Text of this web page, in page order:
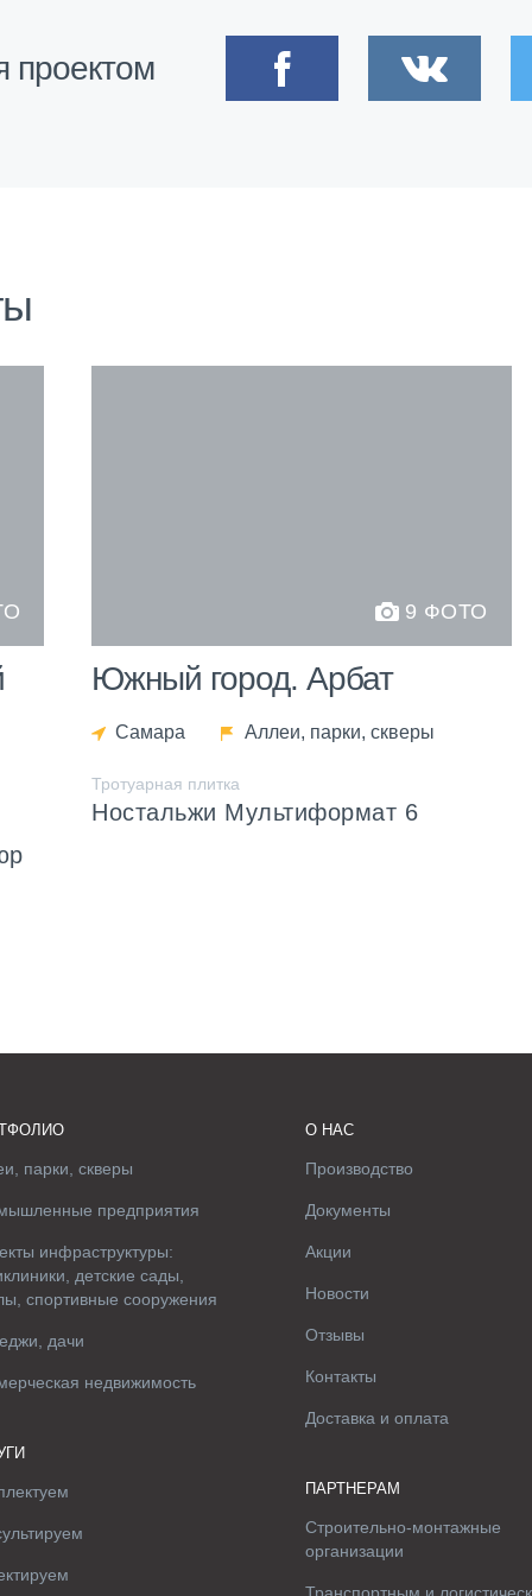
проектом
9 ФОТО
Южный город. Арбат
Самара Аллеи, парки, скверы
Тротуарная плитка
Ностальжи Мультиформат 6
парки, скверы
предприятия
инфраструктуры:
детские сады,
спортивные сооружения
дачи
недвижимость
О НАС
Производство
Документы
Акции
Новости
Отзывы
Контакты
Доставка и оплата
ПАРТНЕРАМ
Строительно-монтажные
организации